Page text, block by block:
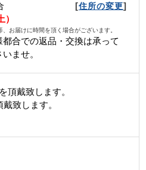
[住所の変更]
お届けに時間を頂く場合がございます。
合での返品・交換は承って
ませ。
を頂戴致します。
致します。